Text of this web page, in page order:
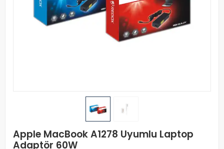
Apple MacBook A1278 Uyumlu Laptop
Adaptör 60W